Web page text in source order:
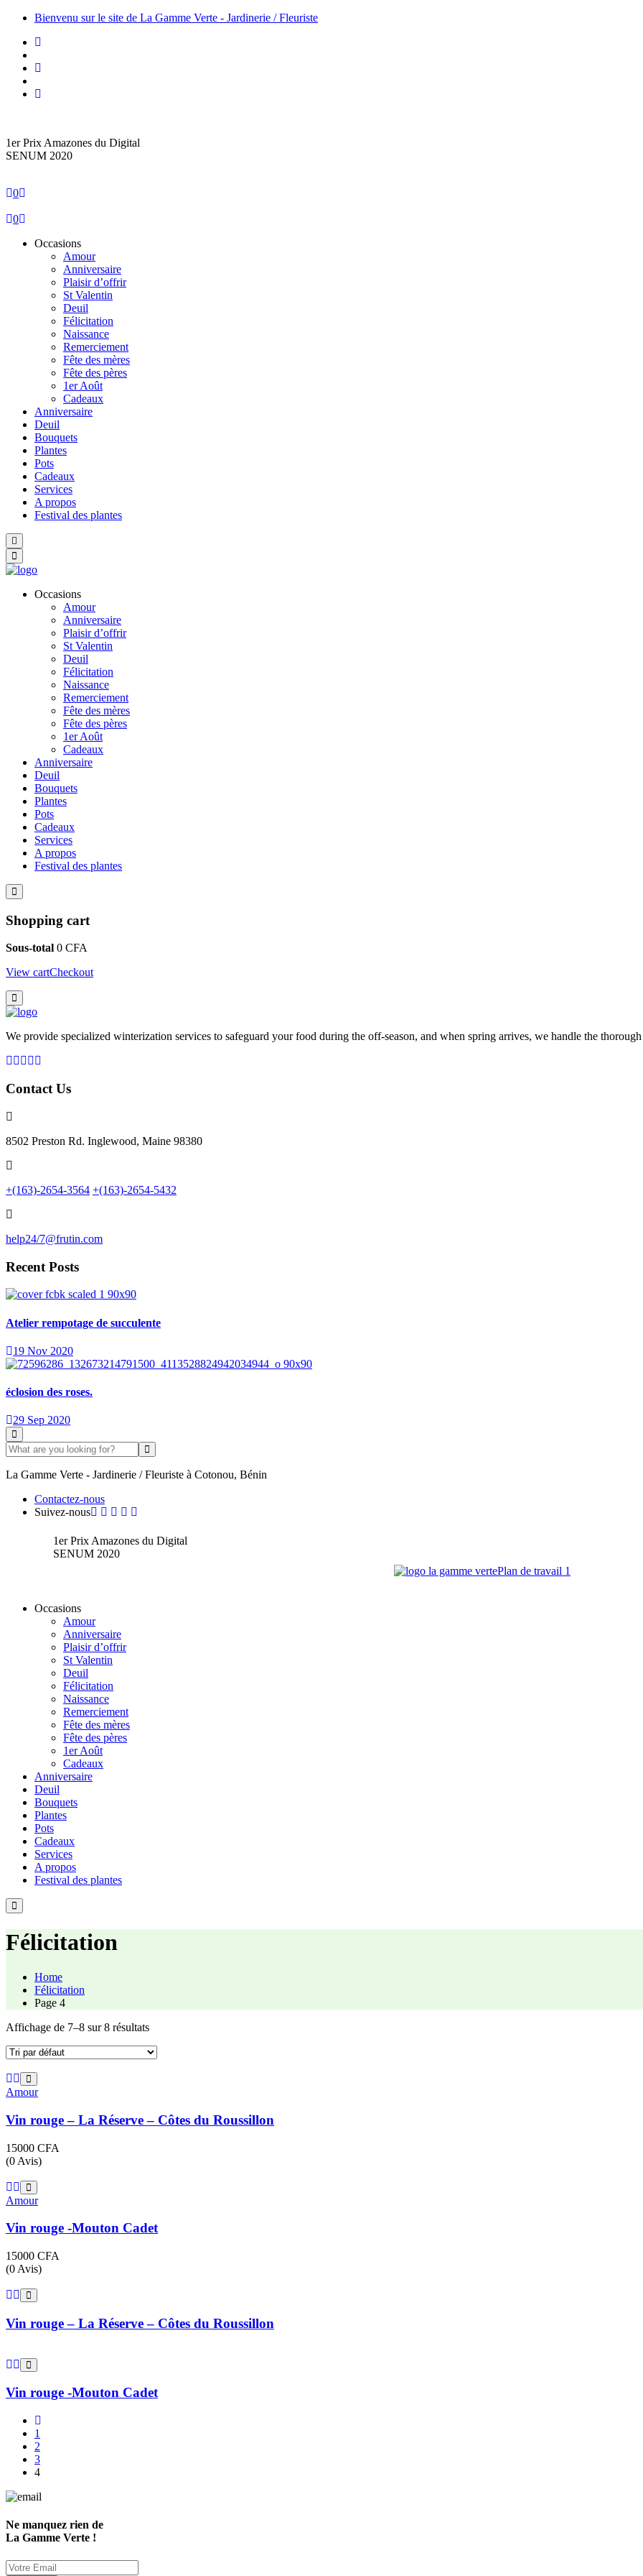
Bienvenu sur le site de La Gamme Verte - Jardinerie / Fleuriste
1er Prix Amazones du Digital
SENUM 2020
0
0
Occasions
Amour
Anniversaire
Plaisir d’offrir
St Valentin
Deuil
Félicitation
Naissance
Remerciement
Fête des mères
Fête des pères
1er Août
Cadeaux
Anniversaire
Deuil
Bouquets
Plantes
Pots
Cadeaux
Services
A propos
Festival des plantes
Hamburger Toggle Menu
Occasions
Amour
Anniversaire
Plaisir d’offrir
St Valentin
Deuil
Félicitation
Naissance
Remerciement
Fête des mères
Fête des pères
1er Août
Cadeaux
Anniversaire
Deuil
Bouquets
Plantes
Pots
Cadeaux
Services
A propos
Festival des plantes
Shopping cart
Sous-total 0 CFA
View cartCheckout
We provide specialized winterization services to safeguard your food during the off-season, and when spring arrives, we handle the
Contact Us
8502 Preston Rd. Inglewood, Maine 98380
+(163)-2654-3564 +(163)-2654-5432
help24/7@frutin.com
Recent Posts
Atelier rempotage de succulente
19 Nov 2020
éclosion des roses.
29 Sep 2020
La Gamme Verte - Jardinerie / Fleuriste à Cotonou, Bénin
Contactez-nous
Suivez-nous
1er Prix Amazones du Digital
SENUM 2020
Occasions
Amour
Anniversaire
Plaisir d’offrir
St Valentin
Deuil
Félicitation
Naissance
Remerciement
Fête des mères
Fête des pères
1er Août
Cadeaux
Anniversaire
Deuil
Bouquets
Plantes
Pots
Cadeaux
Services
A propos
Festival des plantes
Félicitation
Home
Félicitation
Page 4
Affichage de 7–8 sur 8 résultats
Amour
Vin rouge – La Réserve – Côtes du Roussillon
15000 CFA
(0 Avis)
Amour
Vin rouge -Mouton Cadet
15000 CFA
(0 Avis)
Vin rouge – La Réserve – Côtes du Roussillon
Vin rouge -Mouton Cadet
1
2
3
4
Ne manquez rien de
La Gamme Verte !